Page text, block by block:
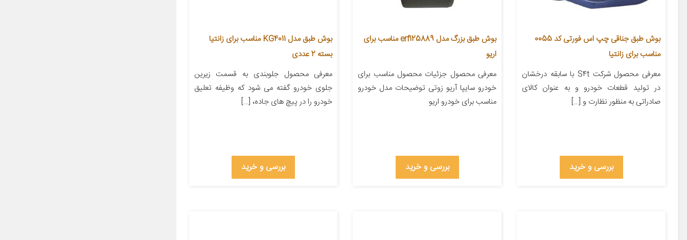
بوش طبق جناقی چپ اس فورتی کد 0055
مناسب برای زانتیا
معرفی محصول شرکت S4t با سابقه درخشان
در تولید قطعات خودرو و به عنوان کالای
صادراتی به منظور نظارت و […]
بررسی و خرید
بوش طبق بزرگ مدل erf125889 مناسب برای
اریو
معرفی محصول جزئیات محصول مناسب برای
خودرو سایپا آریو زوتی توضیحات مدل خودرو
مناسب برای خودرو اریو
بررسی و خرید
بوش طبق مدل KG4011 مناسب برای زانتیا
بسته 2 عددی
معرفی محصول جلوبندی به قسمت زیرین
جلوی خودرو گفته می شود که وظیفه تعلیق
خودرو را در پیچ های جاده، […]
بررسی و خرید